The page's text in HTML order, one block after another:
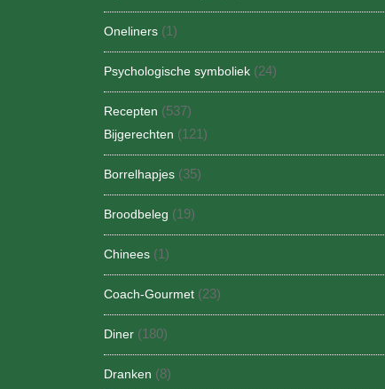
Oneliners (1)
Psychologische symboliek (24)
Recepten (537)
Bijgerechten (121)
Borrelhapjes (35)
Broodbeleg (19)
Chinees (1)
Coach-Gourmet (23)
Diner (180)
Dranken (8)